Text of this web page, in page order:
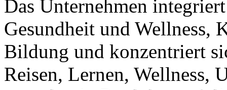
Das Unternehmen
Gesundheit und Wellness,
Bildung und konzentriert
Reisen, Lernen, Wellness,